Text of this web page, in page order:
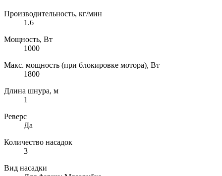
Производительность, кг/мин
1.6
Мощность, Вт
1000
Макс. мощность (при блокировке мотора), Вт
1800
Длина шнура, м
1
Реверс
Да
Количество насадок
3
Вид насадки